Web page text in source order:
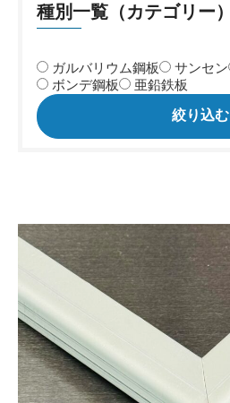
種別一覧（カテゴリー）
ガルバリウム鋼板 サンセン
ボンデ鋼板
亜鉛鉄板
絞り込む